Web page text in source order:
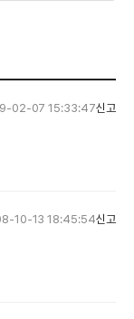
02-07 15:33:47신고
10-13 18:45:54신고